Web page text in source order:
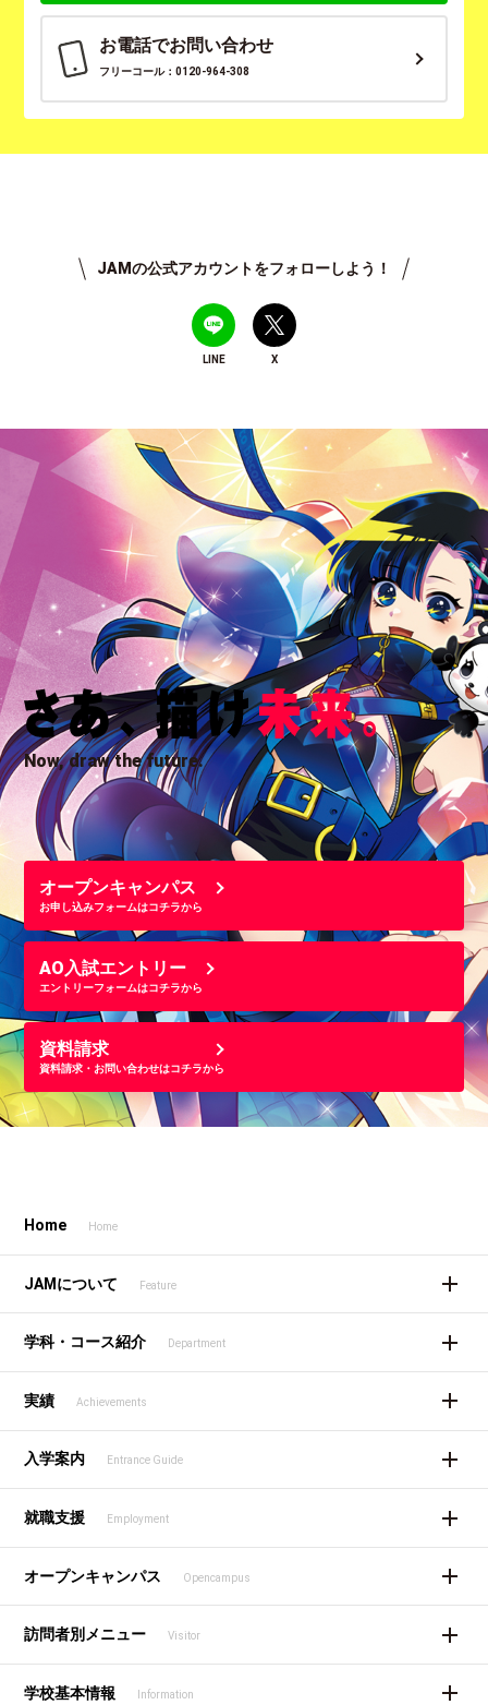
お電話でお問い合わせ
フリーコール：0120-964-308
JAMの公式アカウントをフォローしよう！
LINE X
Now, draw the future.
オープンキャンパス
お申し込みフォームはコチラから
AO入試エントリー
エントリーフォームはコチラから
資料請求
資料請求・お問い合わせはコチラから
Home Home
JAMについて Feature
学科・コース紹介 Department
実績 Achievements
入学案内 Entrance Guide
就職支援 Employment
オープンキャンパス Opencampus
訪問者別メニュー Visitor
学校基本情報 Information